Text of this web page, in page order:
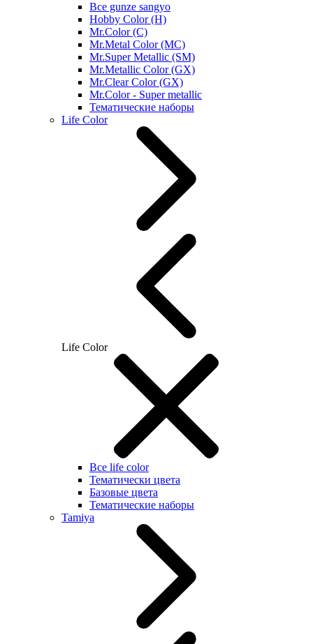
Все gunze sangyo
Hobby Color (H)
Mr.Color (C)
Mr.Metal Color (MC)
Mr.Super Metallic (SM)
Mr.Metallic Color (GX)
Mr.Clear Color (GX)
Mr.Color - Super metallic
Тематические наборы
Life Color
Life Color
Все life color
Тематически цвета
Базовые цвета
Тематические наборы
Tamiya